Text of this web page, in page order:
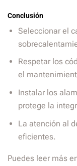
Conclusión
Seleccionar el
Respetar los
el
Instalar los
protege la
La atención al
eficientes.
Puedes leer más